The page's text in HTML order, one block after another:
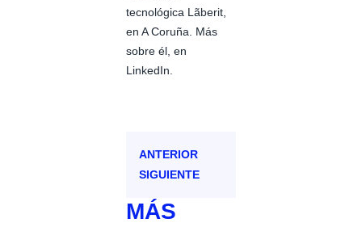
tecnológica Lãberit,
en A Coruña. Más
sobre él, en
LinkedIn.
ANTERIOR
SIGUIENTE
MÁS